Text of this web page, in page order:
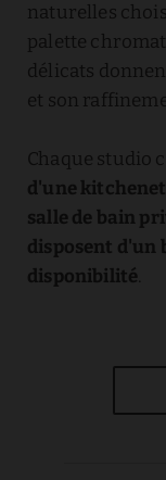
naturelles
palette
délicats
et son
Chaque studio
d'une
salle de bain
disposent d'un
disponibilité.